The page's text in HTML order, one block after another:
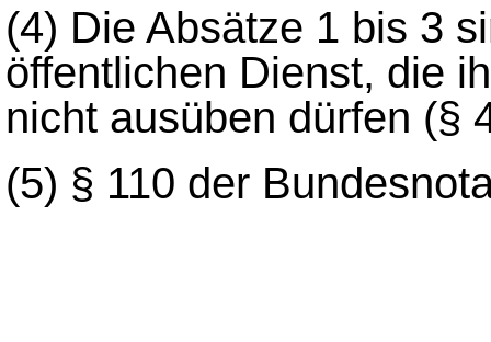
(4) Die Absätze 1 bis 3
öffentlichen Dienst, die
nicht ausüben dürfen (§
(5) § 110 der